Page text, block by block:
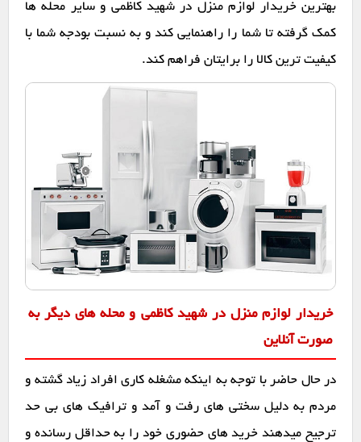
بهترین خریدار لوازم منزل در شهید کاظمی و سایر محله ها
کمک گرفته تا شما را راهنمایی کند و به نسبت بودجه شما با
کیفیت ترین کالا را برایتان فراهم کند.
خریدار لوازم منزل در شهید کاظمی و محله های دیگر به
صورت آنلاین
در حال حاضر با توجه به اینکه مشغله کاری افراد زیاد گشته و
مردم به دلیل سختی های رفت و آمد و ترافیک های بی حد
ترجیح میدهند خرید های حضوری خود را به حداقل رسانده و